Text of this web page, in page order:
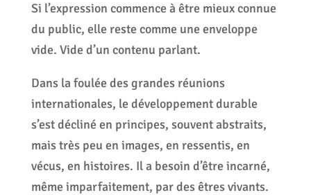
Si l’expression commence à être mieux connue
du public, elle reste comme une enveloppe
vide. Vide d’un contenu parlant.
Dans la foulée des grandes réunions
internationales, le développement durable
s’est décliné en principes, souvent abstraits,
mais très peu en images, en ressentis, en
vécus, en histoires. Il a besoin d’être incarné,
même imparfaitement, par des êtres vivants.